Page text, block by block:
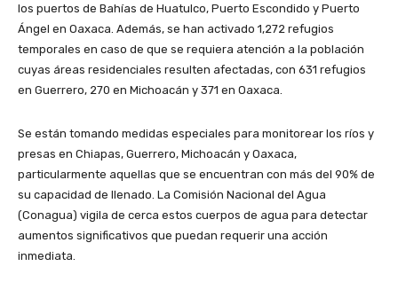
los puertos de Bahías de Huatulco, Puerto Escondido y Puerto
Ángel en Oaxaca. Además, se han activado 1,272 refugios
temporales en caso de que se requiera atención a la población
cuyas áreas residenciales resulten afectadas, con 631 refugios
en Guerrero, 270 en Michoacán y 371 en Oaxaca.
Se están tomando medidas especiales para monitorear los ríos y
presas en Chiapas, Guerrero, Michoacán y Oaxaca,
particularmente aquellas que se encuentran con más del 90% de
su capacidad de llenado. La Comisión Nacional del Agua
(Conagua) vigila de cerca estos cuerpos de agua para detectar
aumentos significativos que puedan requerir una acción
inmediata.